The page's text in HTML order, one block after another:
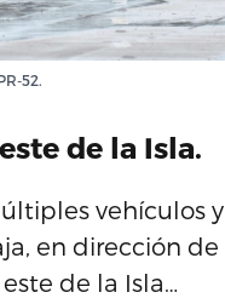
52.
de la Isla.
vehículos y
en dirección de
de la Isla…